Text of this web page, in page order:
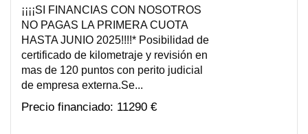
¡¡¡¡SI FINANCIAS CON NOSOTROS
NO PAGAS LA PRIMERA CUOTA
HASTA JUNIO 2025!!!!* Posibilidad de
certificado de kilometraje y revisión en
mas de 120 puntos con perito judicial
de empresa externa.Se...
11290 €